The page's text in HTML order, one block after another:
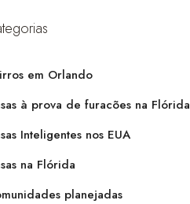
em Orlando
à prova de furacões na Flórida
Inteligentes nos EUA
na Flórida
planejadas